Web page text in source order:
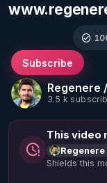
Regenere
3.5 k
Subscribe
This video
Shields this